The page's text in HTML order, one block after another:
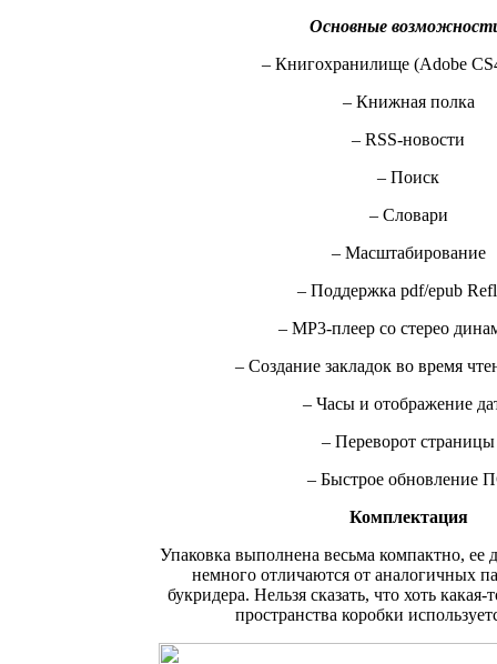
Основные
– Книгохранилище (Adobe
– Книжная полка
– RSS-новости
– Поиск
– Словари
– Масштабирование
– Поддержка pdf/epub
– MP3-плеер со стерео
– Создание закладок во время
– Часы и отображение
– Переворот страницы
– Быстрое обновление
Комплектация
Упаковка выполнена весьма компактно,
немного отличаются от аналогичных
букридера. Нельзя сказать, что хоть какая-
пространства коробки